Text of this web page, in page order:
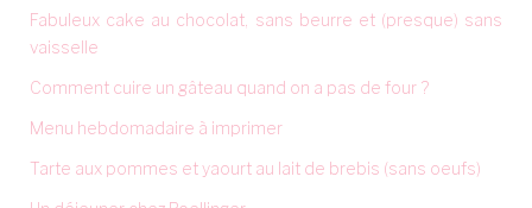
Fabuleux cake au chocolat, sans beurre et (presque) sans
vaisselle
Comment cuire un gâteau quand on a pas de four ?
Menu hebdomadaire à imprimer
Tarte aux pommes et yaourt au lait de brebis (sans oeufs)